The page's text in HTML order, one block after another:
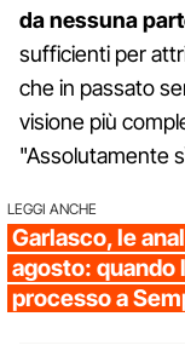
da nessuna
sufficienti per
che in passato
visione più
"Assolutamente
LEGGI ANCHE
Garlasco, le
agosto: quando
processo a